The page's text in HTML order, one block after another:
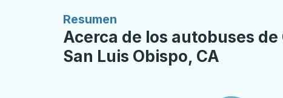
Resumen
Acerca de los autobuses de
San Luis Obispo, CA